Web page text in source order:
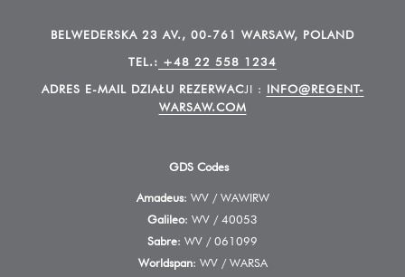
BELWEDERSKA 23 AV., 00-761 WARSAW, POLAND
TEL.: +48 22 558 1234
ADRES E-MAIL DZIAŁU REZERWACJI : INFO@REGENT-
WARSAW.COM
GDS Codes
Amadeus: WV / WAWIRW
Galileo: WV / 40053
Sabre: WV / 061099
Worldspan: WV / WARSA